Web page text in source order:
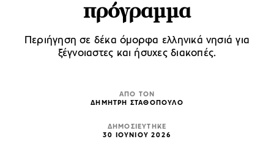
πρόγραμμα
Περιήγηση σε δέκα όμορφα ελληνικά νησιά για
ξέγνοιαστες και ήσυχες διακοπές.
ΑΠΟ ΤΟΝ
ΔΗΜΗΤΡΗ ΣΤΑΘΟΠΟΥΛΟ
ΔΗΜΟΣΙΕΥΤΗΚΕ
30 ΙΟΥΝΙΟΥ 2026